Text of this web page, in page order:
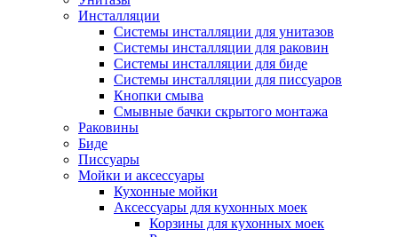
Инсталляции
Системы инсталляции для унитазов
Системы инсталляции для раковин
Системы инсталляции для биде
Системы инсталляции для писсуаров
Кнопки смыва
Смывные бачки скрытого монтажа
Раковины
Биде
Писсуары
Мойки и аксессуары
Кухонные мойки
Аксессуары для кухонных моек
Корзины для кухонных моек